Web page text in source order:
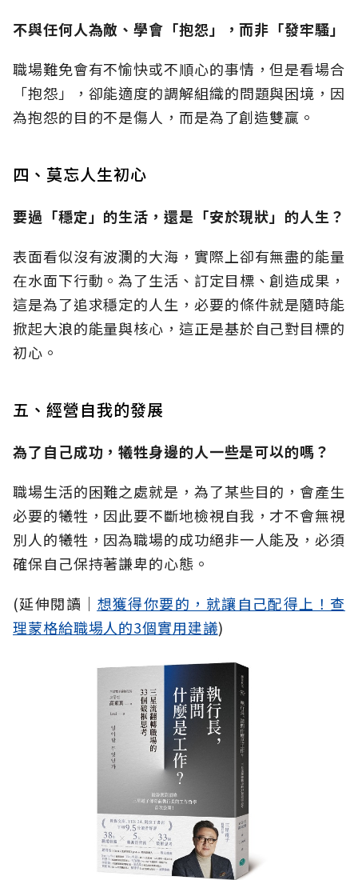
不與任何人為敵、學會「抱怨」，而非「發牢騷」
職場難免會有不愉快或不順心的事情，但是看場合
「抱怨」，卻能適度的調解組織的問題與困境，因
為抱怨的目的不是傷人，而是為了創造雙贏。
四、莫忘人生初心
要過「穩定」的生活，還是「安於現狀」的人生？
表面看似沒有波瀾的大海，實際上卻有無盡的能量
在水面下行動。為了生活、訂定目標、創造成果，
這是為了追求穩定的人生，必要的條件就是隨時能
掀起大浪的能量與核心，這正是基於自己對目標的
初心。
五、經營自我的發展
為了自己成功，犧牲身邊的人一些是可以的嗎？
職場生活的困難之處就是，為了某些目的，會產生
必要的犧牲，因此要不斷地檢視自我，才不會無視
別人的犧牲，因為職場的成功絕非一人能及，必須
確保自己保持著謙卑的心態。
(延伸閱讀│ 想獲得你要的，就讓自己配得上！查
理蒙格給職場人的3個實用建議)